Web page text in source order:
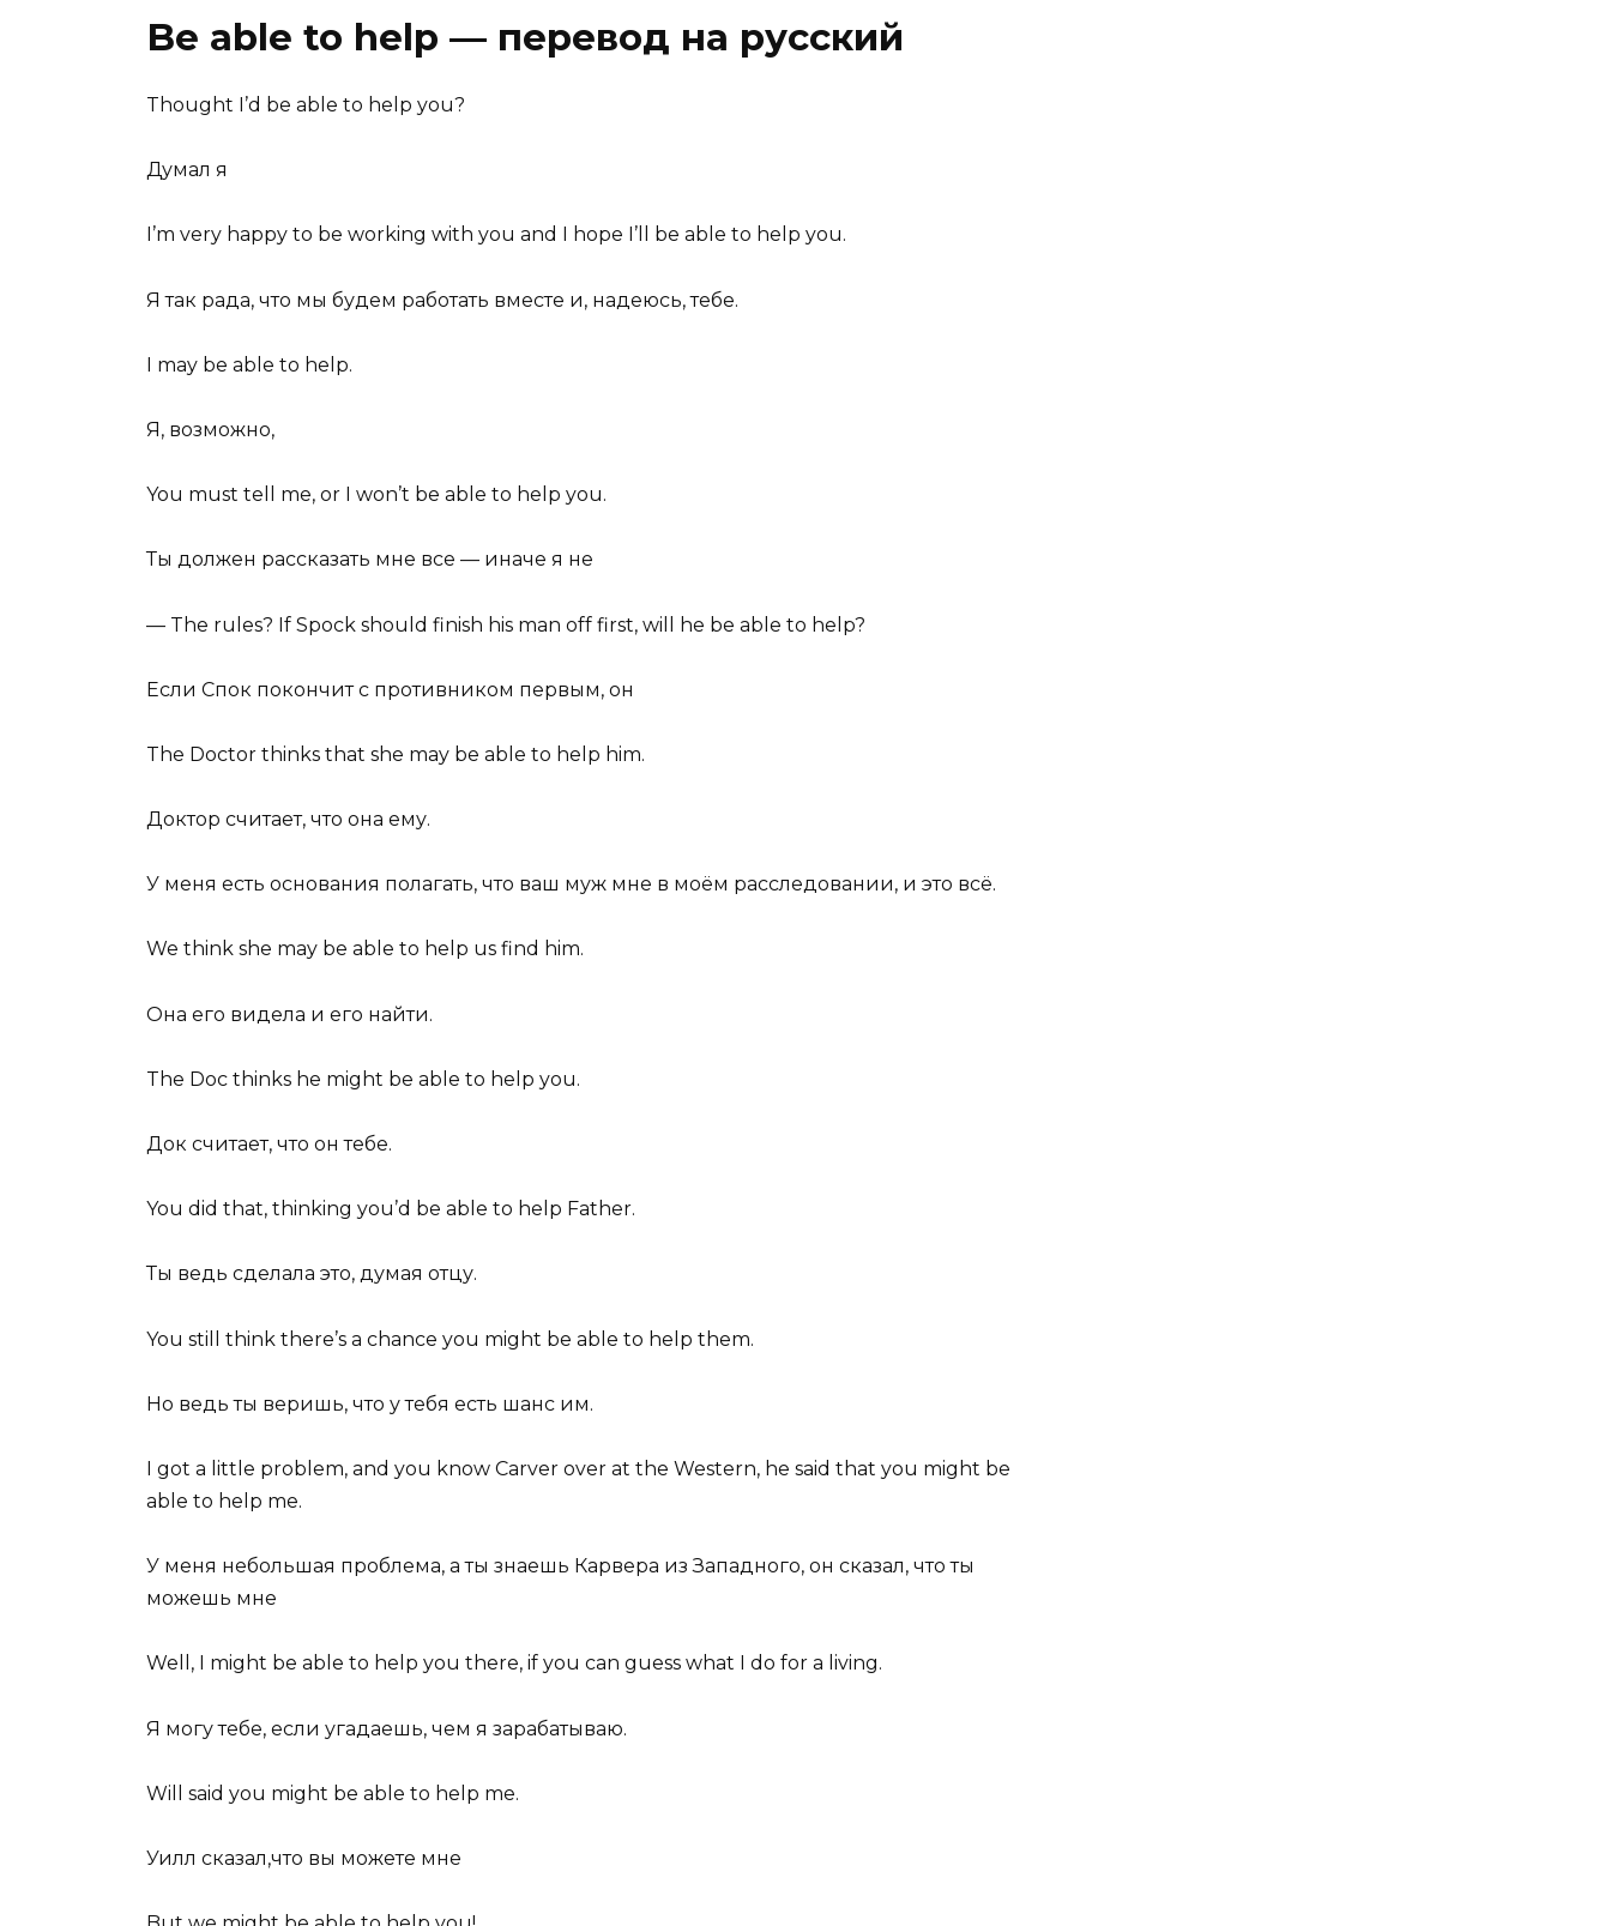
Be able to help — перевод на русский
Thought I’d be able to help you?
Думал я
I’m very happy to be working with you and I hope I’ll be able to help you.
Я так рада, что мы будем работать вместе и, надеюсь, тебе.
I may be able to help.
Я, возможно,
You must tell me, or I won’t be able to help you.
Ты должен рассказать мне все — иначе я не
— The rules? If Spock should finish his man off first, will he be able to help?
Если Спок покончит с противником первым, он
The Doctor thinks that she may be able to help him.
Доктор считает, что она ему.
У меня есть основания полагать, что ваш муж мне в моём расследовании, и это всё.
We think she may be able to help us find him.
Она его видела и его найти.
The Doc thinks he might be able to help you.
Док считает, что он тебе.
You did that, thinking you’d be able to help Father.
Ты ведь сделала это, думая отцу.
You still think there’s a chance you might be able to help them.
Но ведь ты веришь, что у тебя есть шанс им.
I got a little problem, and you know Carver over at the Western, he said that you might be
able to help me.
У меня небольшая проблема, а ты знаешь Карвера из Западного, он сказал, что ты
можешь мне
Well, I might be able to help you there, if you can guess what I do for a living.
Я могу тебе, если угадаешь, чем я зарабатываю.
Will said you might be able to help me.
Уилл сказал,что вы можете мне